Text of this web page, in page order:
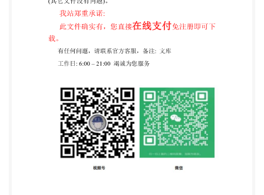
光。图像灰度化后脸部区域动态范围 2